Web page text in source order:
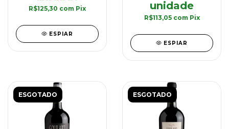
R$125,30 com Pix
ESPIAR
R$113,05 com Pix
ESPIAR
ESGOTADO ESGOTADO